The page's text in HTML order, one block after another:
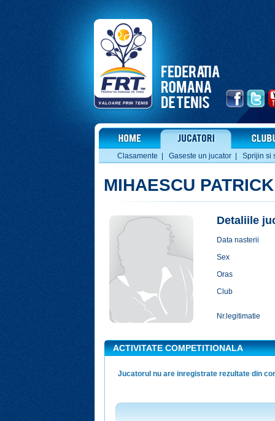
Clasamente Gaseste un jucator Sprijin si
MIHAESCU
Detaliile
Data nasterii
Sex
Oras
Club
Nr.legitimatie
ACTIVITATE COMPETITIONALA
Jucatorul nu are inregistrate rezultate din